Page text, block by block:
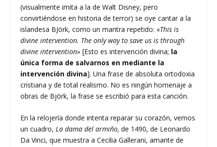
(visualmente imita a la de Walt Disney, pero
convirtiéndose en historia de terror) se oye cantar a la
islandesa BJörk, como un mantra repetido: «This is
divine intervention. The only way to save us is through
divine intervention» [Esto es intervención divina; la
única forma de salvarnos en mediante la
intervención divina]. Una frase de absoluta ortodoxia
cristiana y de total realismo. No es ningún homenaje a
obras de Björk, la frase se escribió para esta canción.
En la relojería donde intenta reparar su corazón, vemos
un cuadro,La dama del armiño, de 1490, de Leonardo
Da Vinci, que muestra a Cecilia Gallerani, amante de